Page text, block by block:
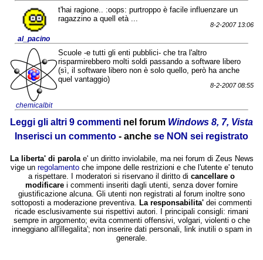
al_pacino
t'hai ragione.. :oops: purtroppo è facile influenzare un
ragazzino a quell età ...
8-2-2007 13:06
chemicalbit
Scuole -e tutti gli enti pubblici- che tra l'altro
risparmirebbero molti soldi passando a software libero
(sì, il software libero non è solo quello, però ha anche
quel vantaggio)
8-2-2007 08:55
Leggi gli altri 9 commenti nel forum Windows 8, 7, Vista
Inserisci un commento - anche se NON sei registrato
La liberta' di parolae' un diritto inviolabile, ma nei forum di Zeus News
vige un regolamentoche impone delle restrizioni e che l'utente e' tenuto
a rispettare. I moderatori si riservano il diritto di cancellare o
modificare i commenti inseriti dagli utenti, senza dover fornire
giustificazione alcuna. Gli utenti non registrati al forum inoltre sono
sottoposti a moderazione preventiva.
La responsabilita' dei commenti
ricade esclusivamente sui rispettivi autori. I principali consigli: rimani
sempre in argomento; evita commenti offensivi, volgari, violenti o che
inneggiano all'illegalita'; non inserire dati personali, link inutili o spam in
generale.